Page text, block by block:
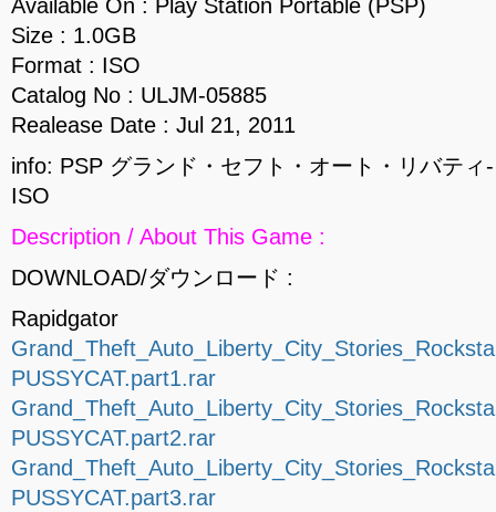
Available On : Play Station Portable (PSP)
Size : 1.0GB
Format : ISO
Catalog No : ULJM-05885
Realease Date : Jul 21, 2011
info: PSP グランド・セフト・オート・リバテ
ISO
Description / About This Game :
DOWNLOAD/ダウンロード :
Rapidgator
PUSSYCAT.part1.rar
PUSSYCAT.part2.rar
PUSSYCAT.part3.rar